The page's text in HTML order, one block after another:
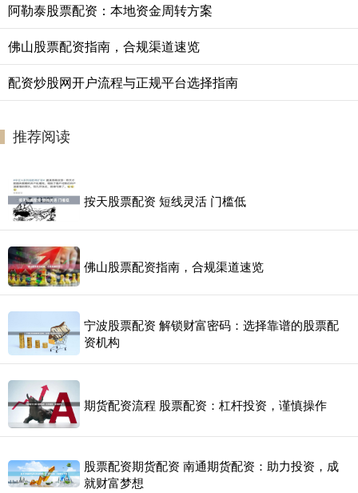
阿勒泰股票配资：本地资金周转方案
佛山股票配资指南，合规渠道速览
配资炒股网开户流程与正规平台选择指南
推荐阅读
按天股票配资 短线灵活 门槛低
佛山股票配资指南，合规渠道速览
宁波股票配资 解锁财富密码：选择靠谱的股票配
资机构
期货配资流程 股票配资：杠杆投资，谨慎操作
股票配资期货配资 南通期货配资：助力投资，成
就财富梦想